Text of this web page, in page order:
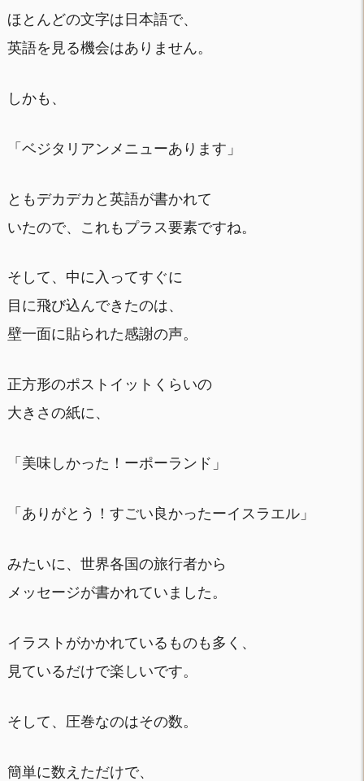
ほとんどの文字は日本語で、
英語を見る機会はありません。
しかも、
「ベジタリアンメニューあります」
ともデカデカと英語が書かれて
いたので、これもプラス要素ですね。
そして、中に入ってすぐに
目に飛び込んできたのは、
壁一面に貼られた感謝の声。
正方形のポストイットくらいの
大きさの紙に、
「美味しかった！ーポーランド」
「ありがとう！すごい良かったーイスラエル」
みたいに、世界各国の旅行者から
メッセージが書かれていました。
イラストがかかれているものも多く、
見ているだけで楽しいです。
そして、圧巻なのはその数。
簡単に数えただけで、